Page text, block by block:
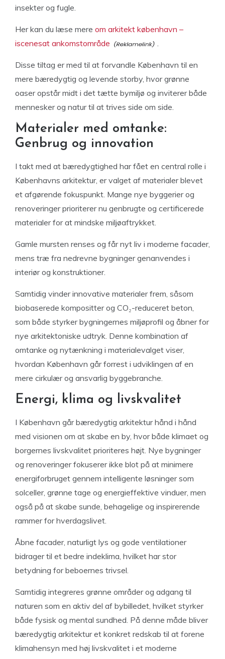
insekter og fugle.
Her kan du læse mere om arkitekt københavn –
iscenesat ankomstområde
.
Disse tiltag er med til at forvandle København til en
mere bæredygtig og levende storby, hvor grønne
oaser opstår midt i det tætte bymiljø og inviterer både
mennesker og natur til at trives side om side.
Materialer med omtanke:
Genbrug og innovation
I takt med at bæredygtighed har fået en central rolle i
Københavns arkitektur, er valget af materialer blevet
et afgørende fokuspunkt. Mange nye byggerier og
renoveringer prioriterer nu genbrugte og certificerede
materialer for at mindske miljøaftrykket.
Gamle mursten renses og får nyt liv i moderne facader,
mens træ fra nedrevne bygninger genanvendes i
interiør og konstruktioner.
Samtidig vinder innovative materialer frem, såsom
biobaserede kompositter og CO₂-reduceret beton,
som både styrker bygningernes miljøprofil og åbner for
nye arkitektoniske udtryk. Denne kombination af
omtanke og nytænkning i materialevalget viser,
hvordan København går forrest i udviklingen af en
mere cirkulær og ansvarlig byggebranche.
Energi, klima og livskvalitet
I København går bæredygtig arkitektur hånd i hånd
med visionen om at skabe en by, hvor både klimaet og
borgernes livskvalitet prioriteres højt. Nye bygninger
og renoveringer fokuserer ikke blot på at minimere
energiforbruget gennem intelligente løsninger som
solceller, grønne tage og energieffektive vinduer, men
også på at skabe sunde, behagelige og inspirerende
rammer for hverdagslivet.
Åbne facader, naturligt lys og gode ventilationer
bidrager til et bedre indeklima, hvilket har stor
betydning for beboernes trivsel.
Samtidig integreres grønne områder og adgang til
naturen som en aktiv del af bybilledet, hvilket styrker
både fysisk og mental sundhed. På denne måde bliver
bæredygtig arkitektur et konkret redskab til at forene
klimahensyn med høj livskvalitet i et moderne